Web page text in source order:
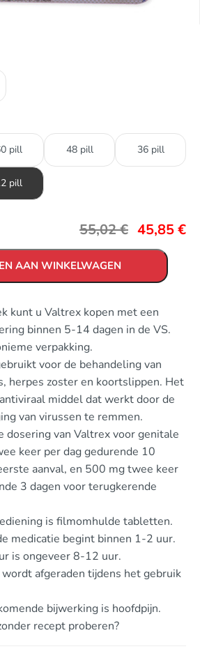
pill 48 pill 36 pill
pill
55,02€ 45,85€
AAN WINKELWAGEN
kunt u Valtrex kopen met een
binnen 5-14 dagen in de VS.
verpakking.
voor de behandeling van
herpes zoster en koortslippen. Het
middel dat werkt door de
van virussen te remmen.
dosering van Valtrex voor genitale
keer per dag gedurende 10
aanval, en 500 mg twee keer
3 dagen voor terugkerende
is filmomhulde tabletten.
medicatie begint binnen 1-2 uur.
is ongeveer 8-12 uur.
afgeraden tijdens het gebruik
bijwerking is hoofdpijn.
recept proberen?